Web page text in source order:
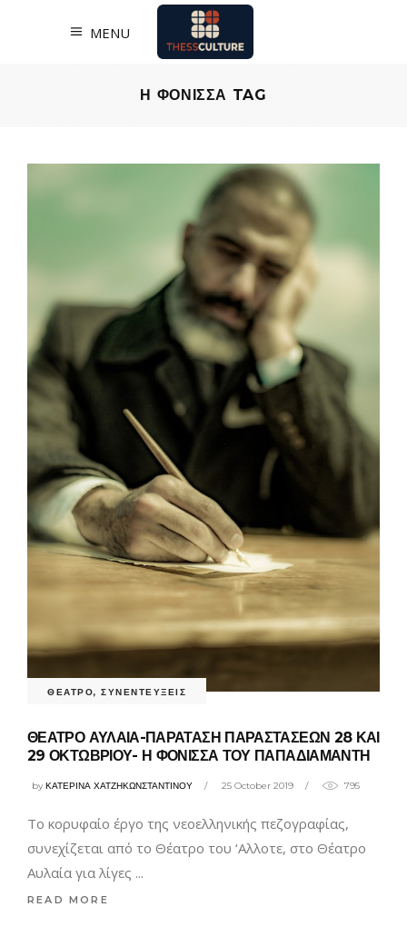
MENU
Η ΦΟΝΙΣΣΑ TAG
ΘΕΑΤΡΟ, ΣΥΝΕΝΤΕΥΞΕΙΣ
ΘΕΑΤΡΟ ΑΥΛΑΙΑ-ΠΑΡΑΤΑΣΗ ΠΑΡΑΣΤΑΣΕΩΝ 28 ΚΑΙ
29 ΟΚΤΩΒΡΙΟΥ- Η ΦΟΝΙΣΣΑ ΤΟΥ ΠΑΠΑΔΙΑΜΑΝΤΗ
byΚΑΤΕΡΙΝΑ ΧΑΤΖΗΚΩΝΣΤΑΝΤΙΝΟΥ 25 October 2019 795
Το κορυφαίο έργο της νεοελληνικής πεζογραφίας,
συνεχίζεται από το Θέατρο του ‘Αλλοτε, στο Θέατρο
Αυλαία για λίγες
READ MORE